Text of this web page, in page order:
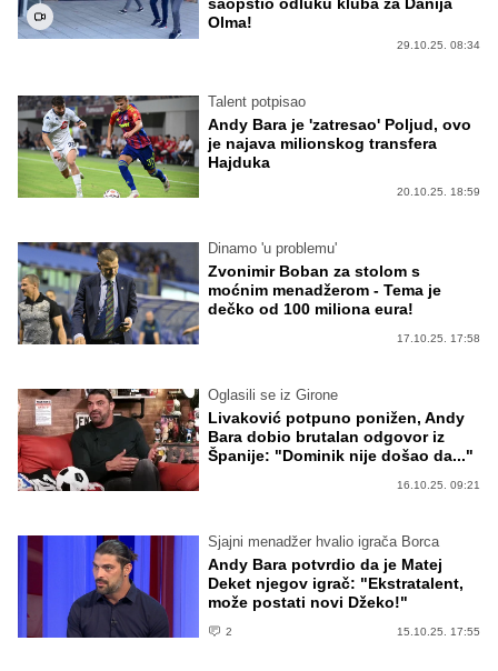
Olma!
29.10.25. 08:34
Talent potpisao
Andy Bara je 'zatresao' Poljud, ovo
je najava milionskog transfera
Hajduka
20.10.25. 18:59
Dinamo 'u problemu'
Zvonimir Boban za stolom s
moćnim menadžerom - Tema je
dečko od 100 miliona eura!
17.10.25. 17:58
Oglasili se iz Girone
Livaković potpuno ponižen, Andy
Bara dobio brutalan odgovor iz
Španije: "Dominik nije došao da..."
16.10.25. 09:21
Sjajni menadžer hvalio igrača Borca
Andy Bara potvrdio da je Matej
Deket njegov igrač: "Ekstratalent,
može postati novi Džeko!"
2 15.10.25. 17:55